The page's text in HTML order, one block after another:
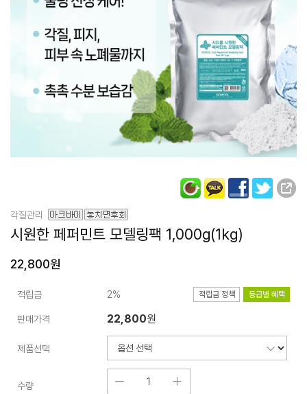
각질관리
시원한 페퍼민트 모델링팩 1,000g(1kg)
22,800원
적립금 2% 적립금 정책 등급별 혜택
판매가격 22,800원
제품선택
수량